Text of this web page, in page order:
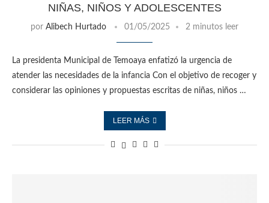
NIÑAS, NIÑOS Y ADOLESCENTES
por Alibech Hurtado 01/05/2025 2 minutos leer
La presidenta Municipal de Temoaya enfatizó la urgencia de
atender las necesidades de la infancia Con el objetivo de recoger y
considerar las opiniones y propuestas escritas de niñas, niños …
LEER MÁS